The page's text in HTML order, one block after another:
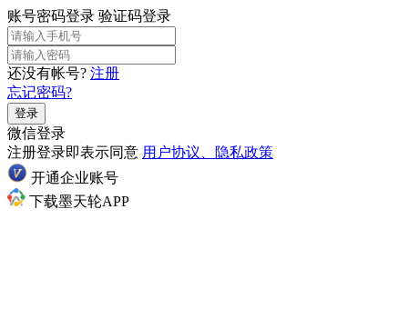
账号密码登录 验证码登录
还没有帐号? 注册
忘记密码?
登录
微信登录
注册登录即表示同意 用户协议、隐私政策
开通企业账号
下载墨天轮APP